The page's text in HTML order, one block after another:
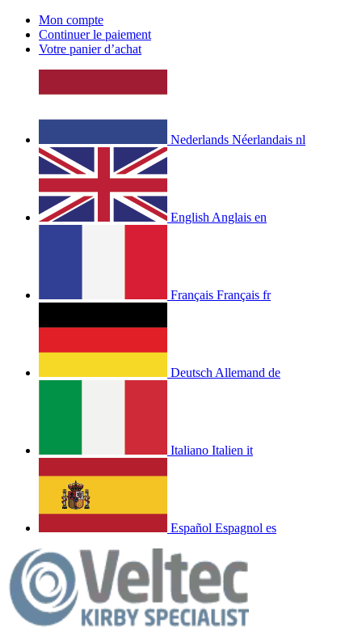
Mon compte
Continuer le paiement
Votre panier d’achat
Nederlands Néerlandais nl
English Anglais en
Français Français fr
Deutsch Allemand de
Italiano Italien it
Español Espagnol es